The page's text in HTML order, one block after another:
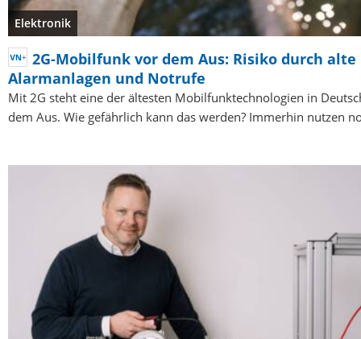
Elektronik
2G-Mobilfunk vor dem Aus: Risiko durch alte
Alarmanlagen und Notrufe
Mit 2G steht eine der ältesten Mobilfunktechnologien in
dem Aus. Wie gefährlich kann das werden? Immerhin nutzen